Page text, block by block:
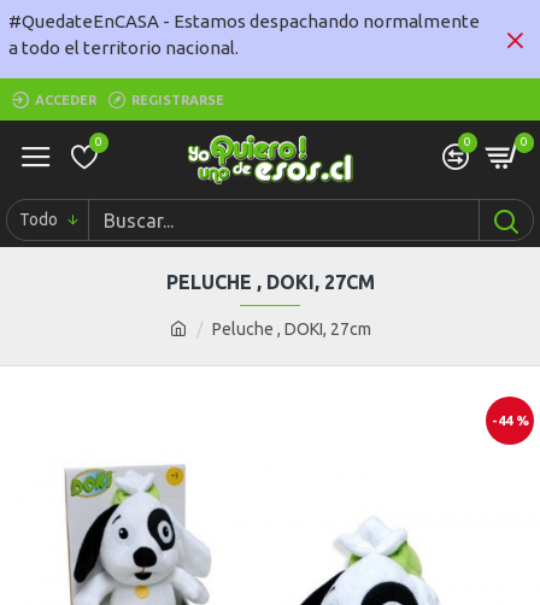
#QuedateEnCASA - Estamos despachando normalmente
a todo el territorio nacional.
ACCEDER REGISTRARSE
0 0 0
Todo
Peluche , DOKI, 27cm
PELUCHE , DOKI, 27CM
-44 %